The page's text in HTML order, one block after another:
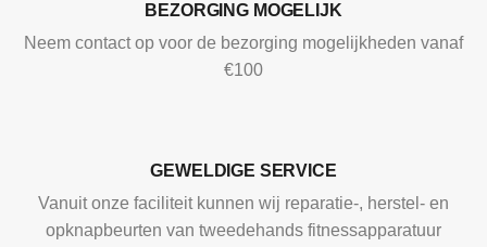
BEZORGING MOGELIJK
Neem contact op voor de bezorging mogelijkheden vanaf
€100
GEWELDIGE SERVICE
Vanuit onze faciliteit kunnen wij reparatie-, herstel- en
opknapbeurten van tweedehands fitnessapparatuur